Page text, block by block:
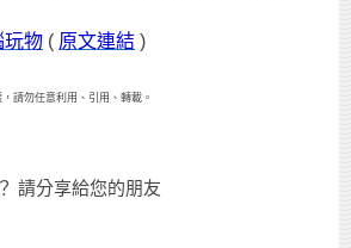
玩物 ( 原文連結 )
請勿任意利用、引用、轉載。
請分享給您的朋友